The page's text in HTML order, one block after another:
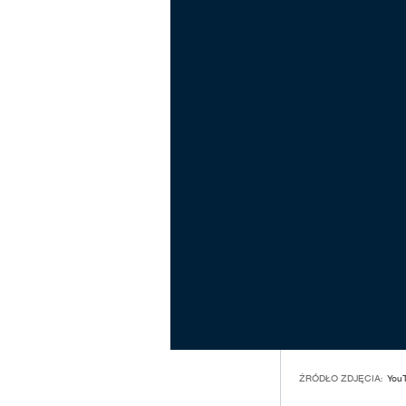
ŹRÓDŁO ZDJĘCIA: